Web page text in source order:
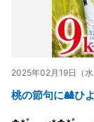
2025年02月19日（
桃の節句に🎎ひ